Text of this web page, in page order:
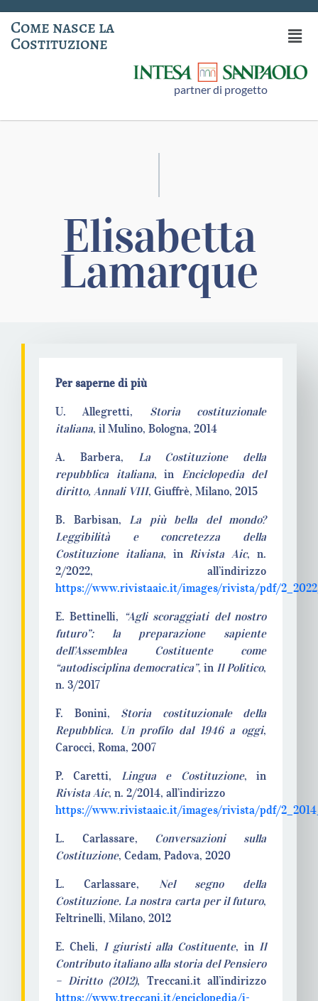
Come nasce la
Costituzione
partner di progetto
Elisabetta
Lamarque
Per saperne di più
U. Allegretti, Storia costituzionale
italiana, il Mulino, Bologna, 2014
A. Barbera, La Costituzione della
repubblica italiana, in Enciclopedia del
diritto, Annali VIII, Giuffrè, Milano, 2015
B. Barbisan, La più bella del mondo?
Leggibilità e concretezza della
Costituzione italiana, inRivista Aic, n.
2/2022, all’indirizzo
https://www.rivistaaic.it/images/rivista/pdf/
E. Bettinelli, “Agli scoraggiati del nostro
futuro”: la preparazione sapiente
dell’Assemblea Costituente come
“autodisciplina democratica”, in Il Politico,
n. 3/2017
F. Bonini, Storia costituzionale della
Repubblica. Un profilo dal 1946 a oggi,
Carocci, Roma, 2007
P. Caretti, Lingua e Costituzione, in
Rivista Aic, n. 2/2014, all’indirizzo
https://www.rivistaaic.it/images/rivista/pdf/
L. Carlassare, Conversazioni sulla
Costituzione, Cedam, Padova, 2020
L. Carlassare, Nel segno della
Costituzione. La nostra carta per il futuro,
Feltrinelli, Milano, 2012
E. Cheli, I giuristi alla Costituente, inIl
Contributo italiano alla storia del Pensiero
– Diritto (2012), Treccani.it all’indirizzo
https://www.treccani.it/enciclopedia/i-